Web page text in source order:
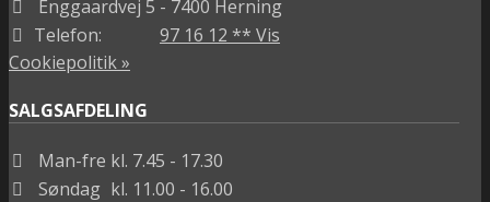
Enggaardvej 5 - 7400 Herning
Telefon:
97 16 12 ** Vis
Cookiepolitik »
SALGSAFDELING
Man-fre kl. 7.45 - 17.30
Søndag kl. 11.00 - 16.00